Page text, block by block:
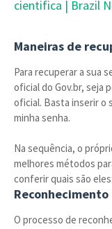
cientifica | Brazil
Maneiras de
Para recuperar a sua
oficial do Gov.br, seja
oficial. Basta inserir o
minha senha.
Na sequência, o
melhores métodos
conferir quais são eles:
O processo de